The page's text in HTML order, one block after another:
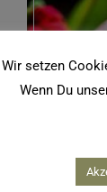
Wir setzen
Wenn Du